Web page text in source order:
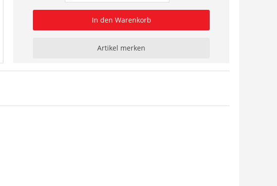
In den Warenkorb
Artikel merken